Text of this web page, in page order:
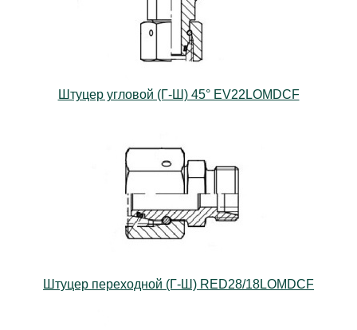
Штуцер угловой (Г-Ш) 45° EV22LOMDCF
Штуцер переходной (Г-Ш) RED28/18LOMDCF